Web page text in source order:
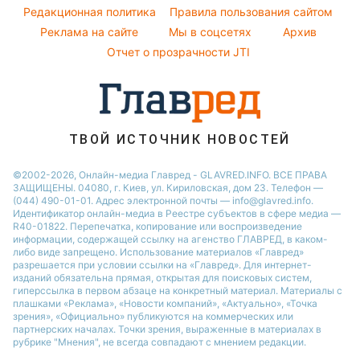
Настя Каменских
Виталий Козловский
София Ротару
Ольга Сумская
Легкие десерты
Напитки
Праздничное меню
Редакционная политика
Правила пользования сайтом
Реклама на сайте
Мы в соцсетях
Архив
Отчет о прозрачности JTI
ТВОЙ ИСТОЧНИК НОВОСТЕЙ
©2002-2026, Онлайн-медиа Главред - GLAVRED.INFO. ВСЕ ПРАВА
ЗАЩИЩЕНЫ. 04080, г. Киев, ул. Кириловская, дом 23. Телефон —
(044) 490-01-01. Адрес электронной почты — info@glavred.info.
Идентификатор онлайн-медиа в Реестре cубъектов в сфере медиа —
R40-01822. Перепечатка, копирование или воспроизведение
информации, содержащей ссылку на агенство ГЛАВРЕД, в каком-
либо виде запрещено. Использование материалов «Главред»
разрешается при условии ссылки на «Главред». Для интернет-
изданий обязательна прямая, открытая для поисковых систем,
гиперссылка в первом абзаце на конкретный материал. Материалы с
плашками «Реклама», «Новости компаний», «Актуально», «Точка
зрения», «Официально» публикуются на коммерческих или
партнерских началах. Точки зрения, выраженные в материалах в
рубрике "Мнения", не всегда совпадают с мнением редакции.